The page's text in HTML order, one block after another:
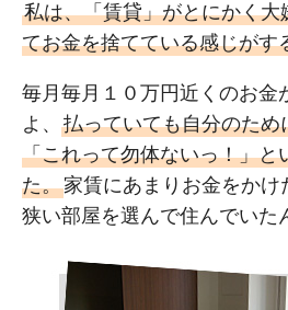
私は、「賃貸」がとにかく
てお金を捨てている感じがす
毎月毎月１０万円近くのお金
よ、 払っていても自分のため
「これって勿体ないっ！」と
た。家賃にあまりお金をかけ
狭い部屋を選んで住んでいた